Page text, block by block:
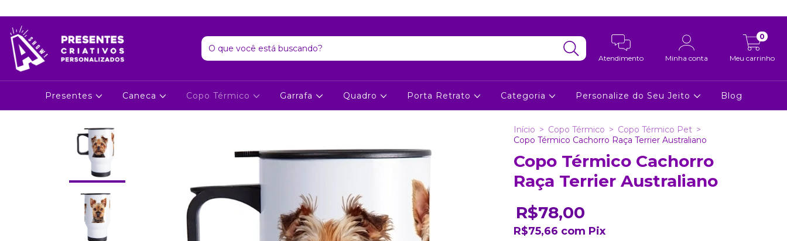
Atendimento Minha conta Meu carrinho
0
Presentes Caneca Copo Térmico Garrafa Quadro Porta Retrato Categoria Personalize do Seu Jeito Blog
Início > Copo Térmico > Copo Térmico Pet >
Copo Térmico Cachorro Raça Terrier Australiano
Copo Térmico Cachorro
Raça Terrier Australiano
R$78,00
R$75,66 com Pix